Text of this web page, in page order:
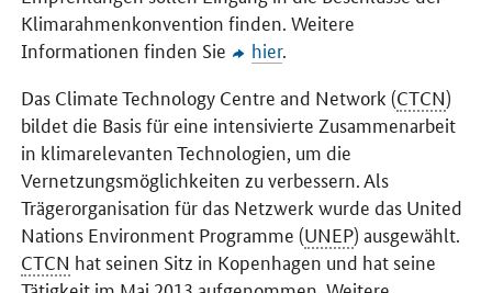
Klimarahmenkonvention finden. Weitere
Informationen finden Sie
hier.
Das Climate Technology Centre and Network (CTCN)
bildet die Basis für eine intensivierte Zusammenarbeit
in klimarelevanten Technologien, um die
Vernetzungsmöglichkeiten zu verbessern. Als
Trägerorganisation für das Netzwerk wurde das United
Nations Environment Programme (UNEP) ausgewählt.
CTCN hat seinen Sitz in Kopenhagen und hat seine